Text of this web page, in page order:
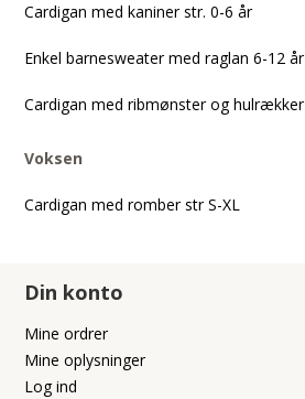
Cardigan med kaniner str. 0-6 år
Enkel barnesweater med raglan 6-12 år
Cardigan med ribmønster og
Voksen
Cardigan med romber str S-XL
Din konto
Mine ordrer
Mine oplysninger
Log ind